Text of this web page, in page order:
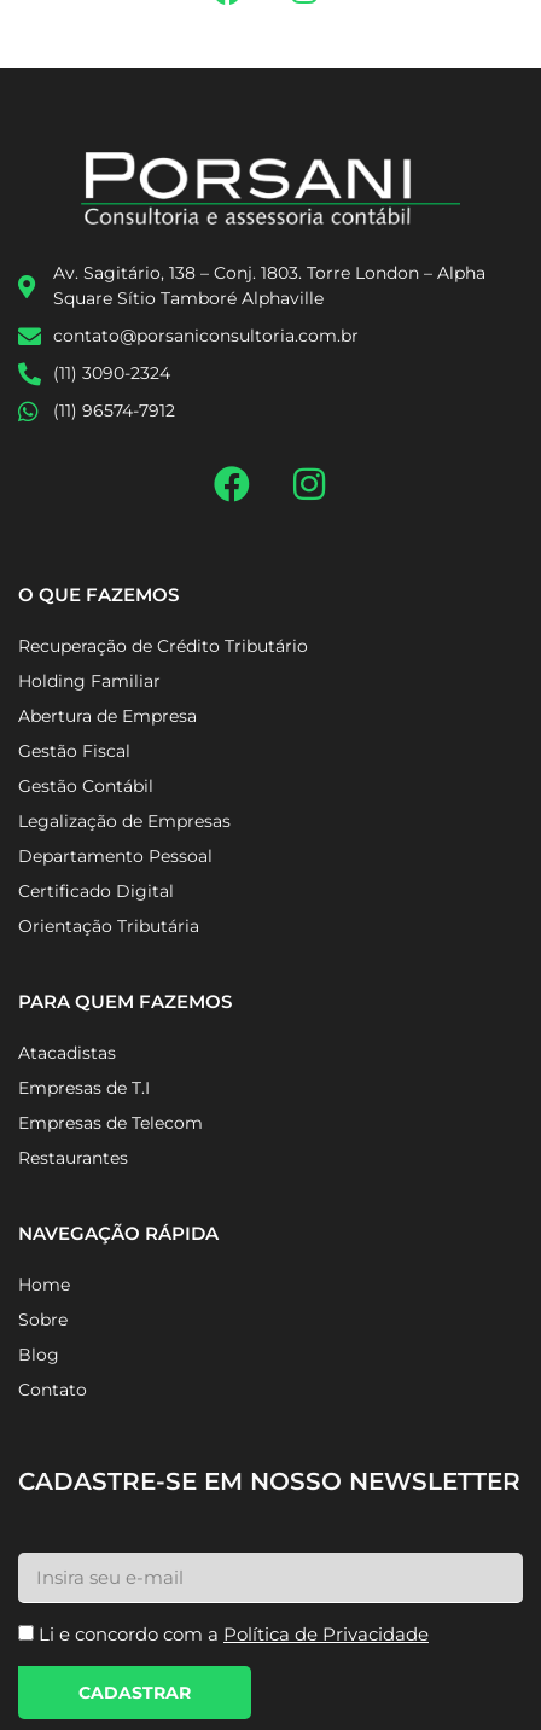
Av. Sagitário, 138 – Conj. 1803. Torre London – Alpha
Square Sítio Tamboré Alphaville
contato@porsaniconsultoria.com.br
(11) 3090-2324
(11) 96574-7912
O QUE FAZEMOS
Recuperação de Crédito Tributário
Holding Familiar
Abertura de Empresa
Gestão Fiscal
Gestão Contábil
Legalização de Empresas
Departamento Pessoal
Certificado Digital
Orientação Tributária
PARA QUEM FAZEMOS
Atacadistas
Empresas de T.I
Empresas de Telecom
Restaurantes
NAVEGAÇÃO RÁPIDA
Home
Sobre
Blog
Contato
CADASTRE-SE EM NOSSO NEWSLETTER
Li e concordo com a Política de Privacidade
CADASTRAR